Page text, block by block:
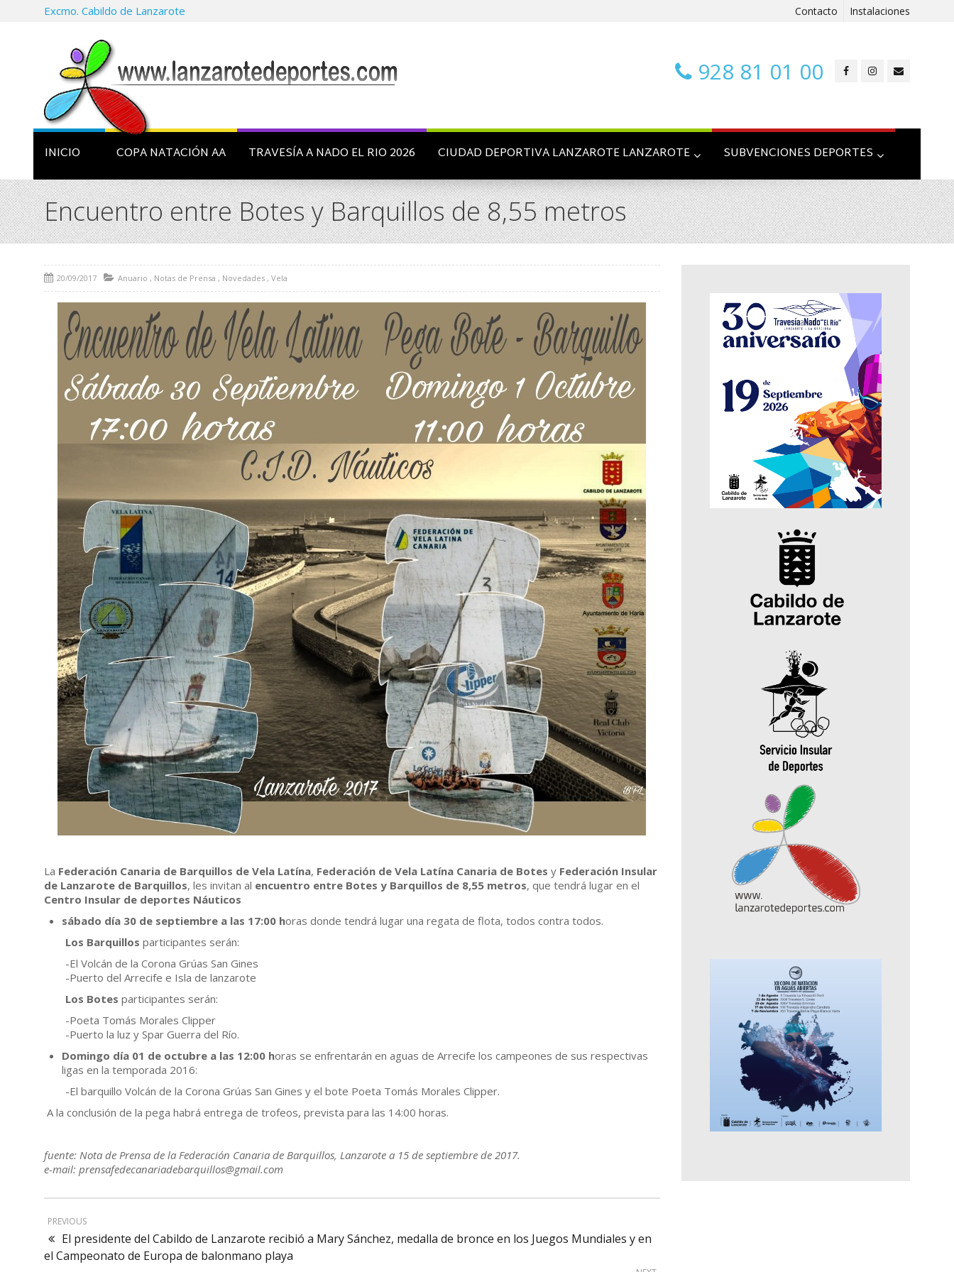
Excmo. Cabildo de Lanzarote Contacto Instalaciones
928 81 01 00
INICIO COPA NATACIÓN AA TRAVESÍA A NADO EL RIO 2026 CIUDAD DEPORTIVA LANZAROTE LANZAROTE SUBVENCIONES DEPORTES
Encuentro entre Botes y Barquillos de 8,55 metros
20/09/2017 Anuario , Notas de Prensa , Novedades , Vela
La Federación Canaria de Barquillos de Vela Latína, Federación de Vela Latína Canaria de Botes y Federación Insular
de Lanzarote de Barquillos, les invitan al encuentro entre Botes y Barquillos de 8,55 metros, que tendrá lugar en el
Centro Insular de deportes Náuticos
sábado día 30 de septiembre a las 17:00 horas donde tendrá lugar una regata de flota, todos contra todos.
Los Barquillos participantes serán:
-El Volcán de la Corona Grúas San Gines
-Puerto del Arrecife e Isla de lanzarote
Los Botes participantes serán:
-Poeta Tomás Morales Clipper
-Puerto la luz y Spar Guerra del Río.
Domingo día 01 de octubre a las 12:00 horas se enfrentarán en aguas de Arrecife los campeones de sus respectivas
ligas en la temporada 2016:
-El barquillo Volcán de la Corona Grúas San Gines y el bote Poeta Tomás Morales Clipper.
A la conclusión de la pega habrá entrega de trofeos, prevista para las 14:00 horas.
fuente: Nota de Prensa de la Federación Canaria de Barquillos, Lanzarote a 15 de septiembre de 2017.
e-mail: prensafedecanariadebarquillos@gmail.com
PREVIOUS
El presidente del Cabildo de Lanzarote recibió a Mary Sánchez, medalla de bronce en los Juegos Mundiales y en
el Campeonato de Europa de balonmano playa